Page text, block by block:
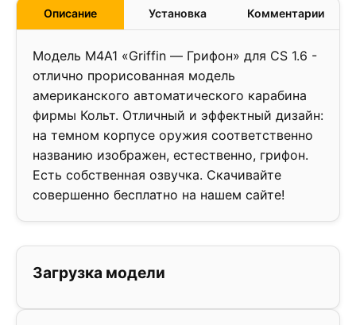
Описание Установка Комментарии
Модель M4A1 «Griffin — Грифон» для CS 1.6 -
отлично прорисованная модель
американского автоматического карабина
фирмы Кольт. Отличный и эффектный дизайн:
на темном корпусе оружия соответственно
названию изображен, естественно, грифон.
Есть собственная озвучка. Скачивайте
совершенно бесплатно на нашем сайте!
Загрузка модели